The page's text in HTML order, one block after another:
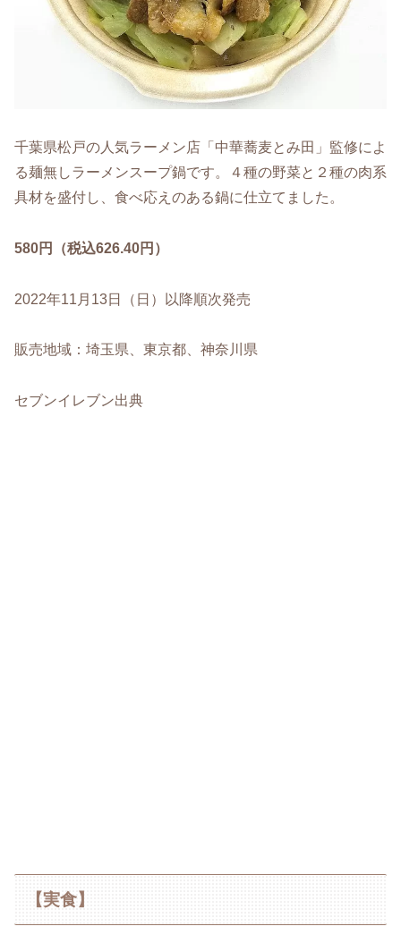
千葉県松戸の人気ラーメン店「中華蕎麦とみ田」監修によ
る麺無しラーメンスープ鍋です。４種の野菜と２種の肉系
具材を盛付し、食べ応えのある鍋に仕立てました。
580円（税込626.40円）
2022年11月13日（日）以降順次発売
販売地域：埼玉県、東京都、神奈川県
セブンイレブン出典
【実食】